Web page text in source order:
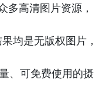
高清图片资源，
均是无版权图片，
、可免费使用的摄